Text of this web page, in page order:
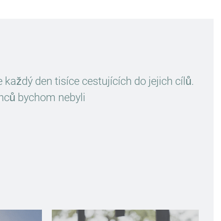
den tisíce cestujících do jejich cílů.
bychom nebyli